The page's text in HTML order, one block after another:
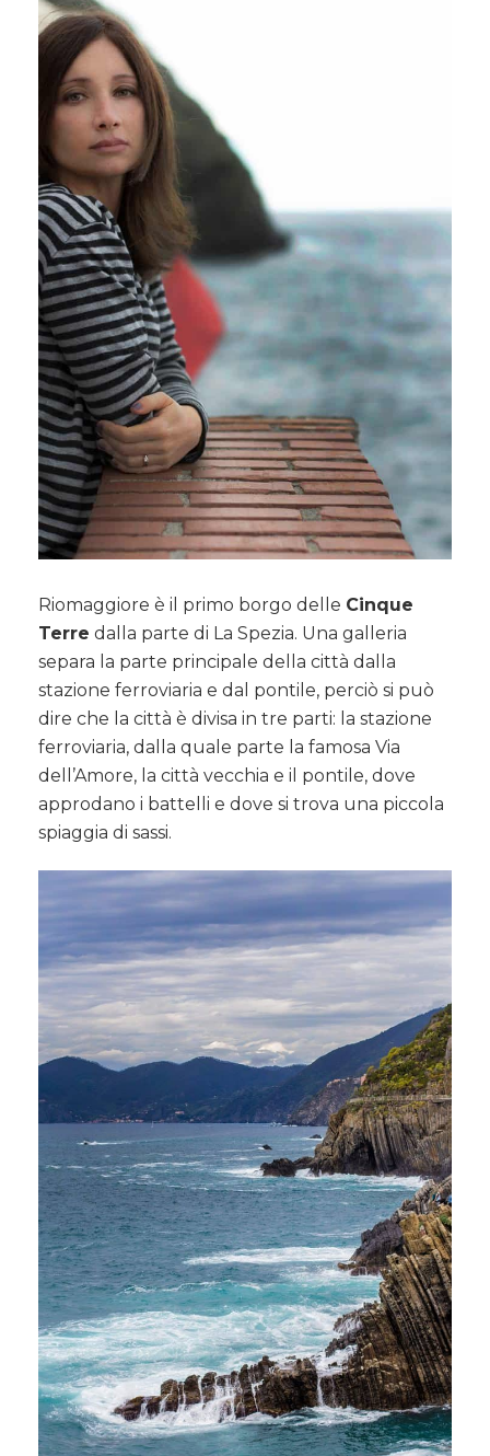
Riomaggiore è il primo borgo delle Cinque
Terre dalla parte di La Spezia. Una galleria
separa la parte principale della città dalla
stazione ferroviaria e dal pontile, perciò si può
dire che la città è divisa in tre parti: la stazione
ferroviaria, dalla quale parte la famosa Via
dell’Amore, la città vecchia e il pontile, dove
approdano i battelli e dove si trova una piccola
spiaggia di sassi.